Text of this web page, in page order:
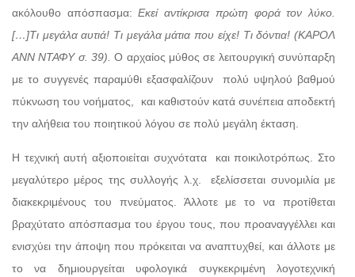
ακόλουθο απόσπασμα:Εκεί αντίκρισα πρώτη φορά τον λύκο.
[…]Τι μεγάλα αυτιά! Τι μεγάλα μάτια που είχε! Τι δόντια! (ΚΑΡΟΛ
ΑΝΝ ΝΤΑΦΥ σ. 39).Ο αρχαίος μύθος σε λειτουργική συνύπαρξη
με το συγγενές παραμύθι εξασφαλίζουν πολύ υψηλού βαθμού
πύκνωση του νοήματος, και καθιστούν κατά συνέπεια αποδεκτή
την αλήθεια του ποιητικού λόγου σε πολύ μεγάλη έκταση.
Η τεχνική αυτή αξιοποιείται συχνότατα και ποικιλοτρόπως. Στο
μεγαλύτερο μέρος της συλλογής λ.χ. εξελίσσεται συνομιλία με
διακεκριμένους του πνεύματος. Άλλοτε με το να προτίθεται
βραχύτατο απόσπασμα του έργου τους, που προαναγγέλλει και
ενισχύει την άποψη που πρόκειται να αναπτυχθεί, και άλλοτε με
το να δημιουργείται υφολογικά συγκεκριμένη λογοτεχνική